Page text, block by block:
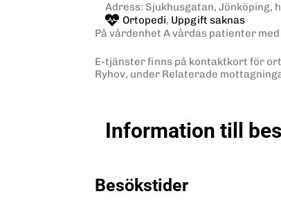
Adress: Sjukhusgatan, Jönköping,
Ortopedi, Uppgift saknas
På vårdenhet A vårdas patienter
E-tjänster finns på kontaktkort för
Ryhov, under Relaterade
Information till
Besökstider